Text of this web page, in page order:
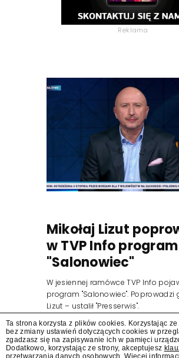
Reklama
Mikołaj Lizut
w TVP Info program
"Salonowiec"
W jesiennej ramówce TVP Info
program "Salonowiec". Poprowadzi
Lizut – ustalił "Presserwis".
Ta strona korzysta z plików cookies. Korzystając ze
bez zmiany ustawień dotyczących cookies w
zgadzasz się na zapisywanie ich w pamięci
Dodatkowo, korzystając ze strony, akceptujesz
przetwarzania danych osobowych . Więcej